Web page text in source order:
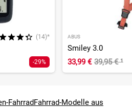
(14)*
-29%
ABUS
Smiley 3.0
33,99 € 39,95 €¹
FahrradFahrrad-Modelle aus